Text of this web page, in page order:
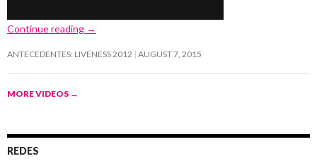
Continue reading →
ANTECEDENTES: LIVENESS 2012 AUGUST 7, 2015
MORE VIDEOS →
REDES